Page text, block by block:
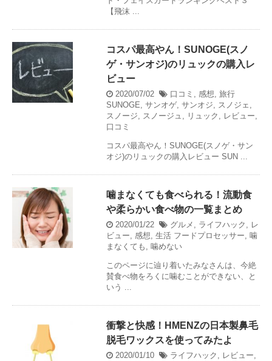
【飛沫 ...
コスパ最高やん！SUNOGE(スノ
ゲ・サンオジ)のリュックの購入レ
ビュー
2020/07/02 口コミ , 感想, 旅行
SUNOGE, サンオゲ, サンオジ, スノジェ ,
スノージ, スノージュ , リュック , レビュー,
口コミ
コスパ最高やん！SUNOGE(スノゲ・サン
オジ)のリュックの購入レビュー SUN ...
噛まなくても食べられる！流動食
や柔らかい食べ物の一覧まとめ
2020/01/22 グルメ , ライフハック , レ
ビュー, 感想, 生活 フードプロセッサー, 噛
まなくても , 噛めない
このページに辿り着いたみなさんは、今絶
賛食べ物をろくに噛むことができない、と
いう ...
衝撃と快感！HMENZの日本製鼻毛
脱毛ワックスを使ってみたよ
2020/01/10 ライフハック , レビュー,